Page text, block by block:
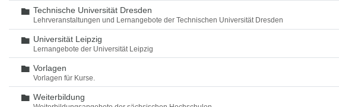
Ordner
Technische Universität Dresden
Lehrveranstaltungen und Lernangebote der Technischen Universität Dresden
Ordner
Universität Leipzig
Lernangebote der Universität Leipzig
Ordner
Vorlagen
Vorlagen für Kurse.
Ordner
Weiterbildung